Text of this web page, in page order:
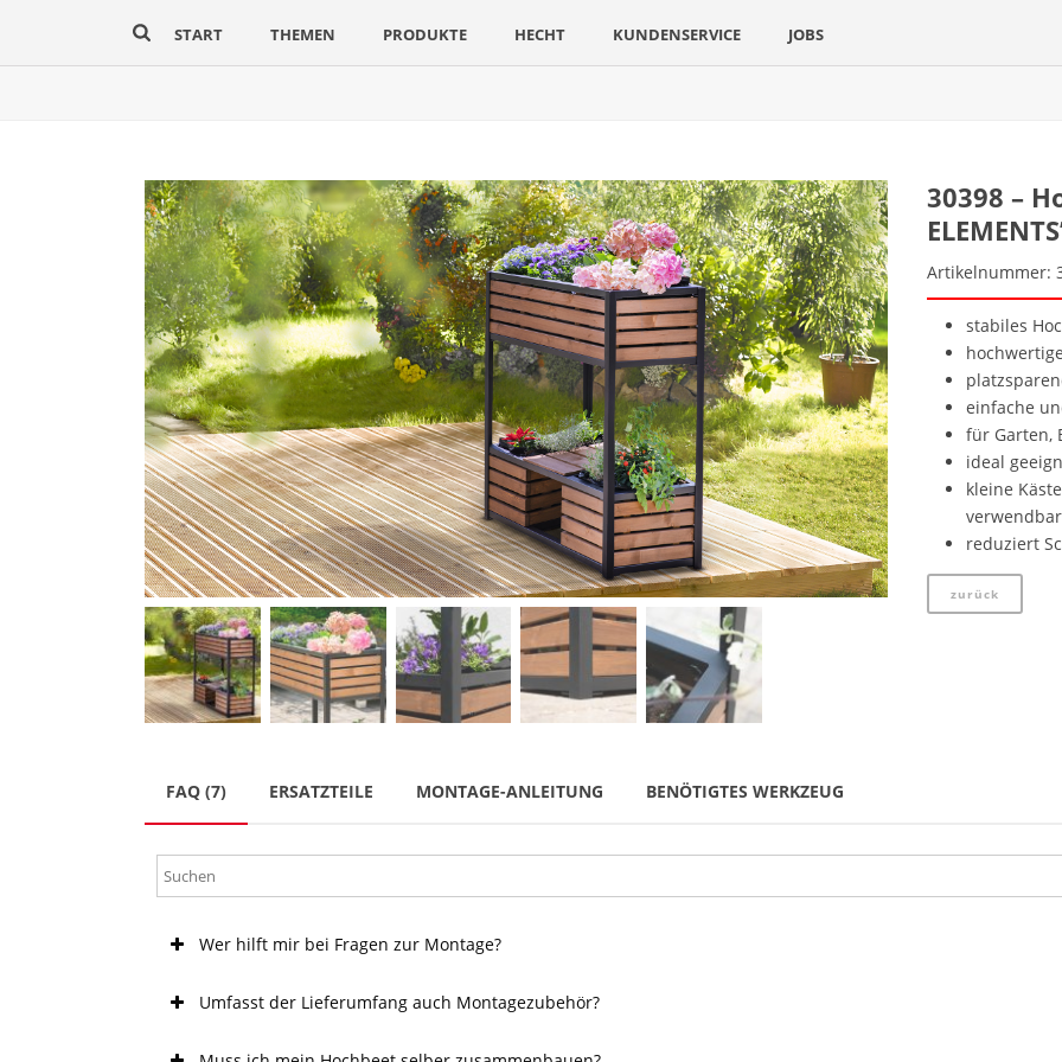
JOBS
KUNDENSERVICE
HECHT
PRODUKTE
THEMEN
START
30398 –
Artikelnummer:
stabiles
einfache
für Garten,
ideal
kleine
verwendbar
reduziert
zurück
FAQ (7) ERSATZTEILE MONTAGE-ANLEITUNG BENÖTIGTES WERKZEUG
Wer hilft mir bei Fragen zur Montage?
Umfasst der Lieferumfang auch Montagezubehör?